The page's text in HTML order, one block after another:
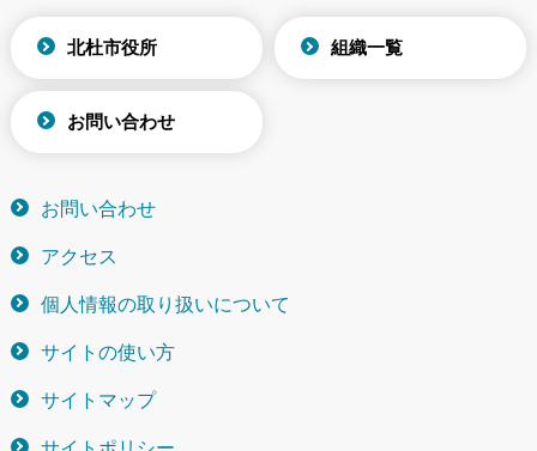
北杜市役所 組織一覧
お問い合わせ
お問い合わせ
アクセス
個人情報の取り扱いについて
サイトの使い方
サイトマップ